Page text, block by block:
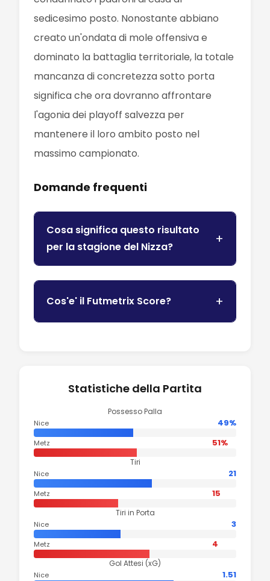
sedicesimo posto. Nonostante abbiano
creato un'ondata di mole offensiva e
dominato la battaglia territoriale, la totale
mancanza di concretezza sotto porta
significa che ora dovranno affrontare
l'agonia dei playoff salvezza per
mantenere il loro ambito posto nel
massimo campionato.
Domande frequenti
Cosa significa questo risultato
per la stagione del Nizza?
Cos'e' il Futmetrix Score?
Statistiche della Partita
Possesso Palla
Nice 49%
Metz 51%
Tiri
Nice 21
Metz 15
Tiri in Porta
Nice 3
Metz 4
Gol Attesi (xG)
Nice 1.51